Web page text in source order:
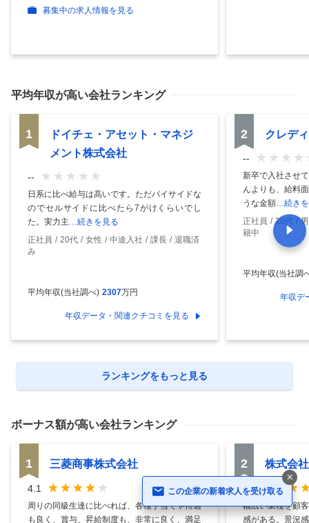
募集中の求人情報を見る
平均年収が高い会社ランキング
1
ドイチェ・アセット・マネジ
メント株式会社
--
日系に比べ給与は高いです。ただバイサイドな
のでセルサイドに比べたら7がけくらいでし
た。実力主…続きを見る
正社員
20代 女性 中途入社 課長
退職済
み
平均年収(当社調べ) 2307万円
年収データ・関連クチコミを見る
2 クレデ
--
新卒で入社させ
んよりも、給料
うな金額…続き
正社員
20代
籍中
平均年収(当社調
年収デ
ランキングをもっと見る
ボーナス額が高い会社ランキング
1 三菱商事株式会社
4.1
周りの同級生達に比べれば、各種手当てや待遇
も良く、賞与、昇給制度も、非常に良く、満足
2 株式会
4.1
幅広い業種を顧
感がある。景況
この企業の新着求人を受け取る